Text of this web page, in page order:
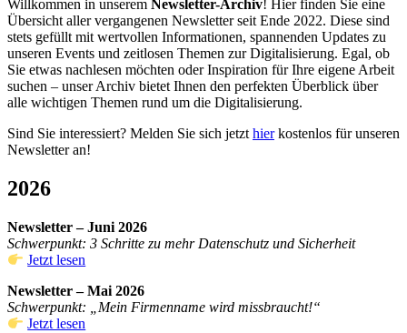
Willkommen in unserem Newsletter-Archiv! Hier finden Sie eine
Übersicht aller vergangenen Newsletter seit Ende 2022. Diese sind
stets gefüllt mit wertvollen Informationen, spannenden Updates zu
unseren Events und zeitlosen Themen zur Digitalisierung. Egal, ob
Sie etwas nachlesen möchten oder Inspiration für Ihre eigene Arbeit
suchen – unser Archiv bietet Ihnen den perfekten Überblick über
alle wichtigen Themen rund um die Digitalisierung.
Sind Sie interessiert? Melden Sie sich jetzt hierkostenlos für unseren
Newsletter an!
2026
Newsletter – Juni 2026
Schwerpunkt: 3 Schritte zu mehr Datenschutz und Sicherheit
Jetzt lesen
Newsletter – Mai 2026
Schwerpunkt: „Mein Firmenname wird missbraucht!“
Jetzt lesen